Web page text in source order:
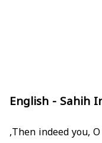
English - Sahih
Then indeed you,